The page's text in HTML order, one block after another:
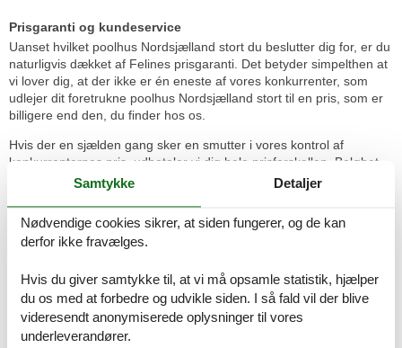
Prisgaranti og kundeservice
Uanset hvilket poolhus Nordsjælland stort du beslutter dig for, er du
naturligvis dækket af Felines prisgaranti. Det betyder simpelthen at
vi lover dig, at der ikke er én eneste af vores konkurrenter, som
udlejer dit foretrukne poolhus Nordsjælland stort til en pris, som er
billigere end den, du finder hos os.
Hvis der en sjælden gang sker en smutter i vores kontrol af
konkurrenternes pris, udbetaler vi dig hele prisforskellen. Beløbet
indsættes simpelthen på din konto.
Hvis du har spørgsmål eller specielle ønsker i forbindelse med din
søgning efter et poolhus Nordsjælland stort, er du meget
velkommen til at kontakte os. Send en mail til info@feline.dk eller
Fantastisk betjening. Vi har igen lejet et sommerhus
hos Feline. Vi skal afsted til påske. Har allerede lejet
Samtykke Detaljer
Nødvendige cookies sikrer, at siden fungerer, og de kan
derfor ikke fravælges.
Hvis du giver samtykke til, at vi må opsamle statistik, hjælper
du os med at forbedre og udvikle siden. I så fald vil der blive
videresendt anonymiserede oplysninger til vores
underleverandører.